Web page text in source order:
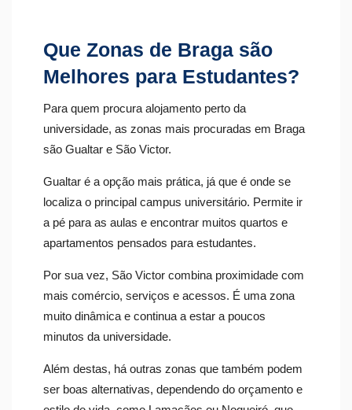
Que Zonas de Braga são
Melhores para Estudantes?
Para quem procura alojamento perto da
universidade, as zonas mais procuradas em Braga
são Gualtar e São Victor.
Gualtar é a opção mais prática, já que é onde se
localiza o principal campus universitário. Permite ir
a pé para as aulas e encontrar muitos quartos e
apartamentos pensados para estudantes.
Por sua vez, São Victor combina proximidade com
mais comércio, serviços e acessos. É uma zona
muito dinâmica e continua a estar a poucos
minutos da universidade.
Além destas, há outras zonas que também podem
ser boas alternativas, dependendo do orçamento e